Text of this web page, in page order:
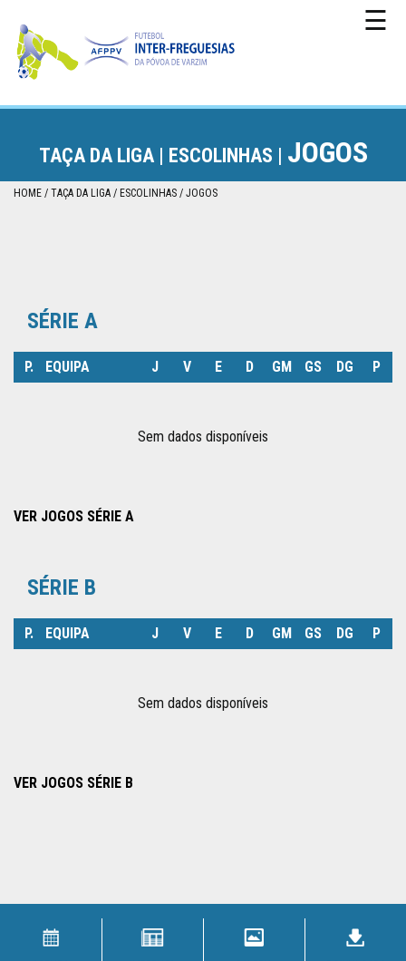
CAMPEONATO
TAÇA
DA
LIGA
QUEM
SOMOS
☰
TAÇA DA LIGA | ESCOLINHAS | JOGOS
HOME TAÇA DA LIGA ESCOLINHAS JOGOS
SÉRIE A
P. EQUIPA J V E D GM GS DG P
Sem dados disponíveis
VER JOGOS SÉRIE A
SÉRIE B
P. EQUIPA J V E D GM GS DG P
Sem dados disponíveis
VER JOGOS SÉRIE B